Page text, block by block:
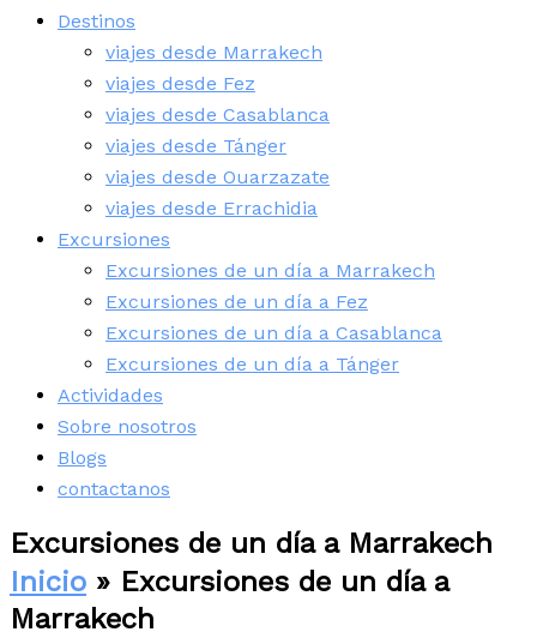
Destinos
viajes desde Marrakech
viajes desde Fez
viajes desde Casablanca
viajes desde Tánger
viajes desde Ouarzazate
viajes desde Errachidia
Excursiones
Excursiones de un día a Marrakech
Excursiones de un día a Fez
Excursiones de un día a Casablanca
Excursiones de un día a Tánger
Actividades
Sobre nosotros
Blogs
contactanos
Excursiones de un día a Marrakech
Inicio » Excursiones de un día a
Marrakech